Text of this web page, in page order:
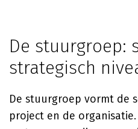
De stuurgroep:
strategisch
De stuurgroep vormt de
project en de